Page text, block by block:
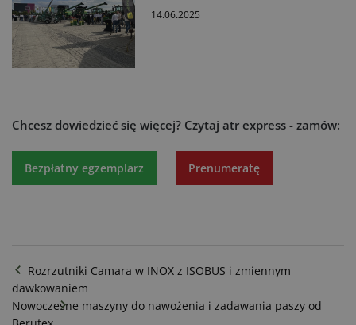
14.06.2025
Chcesz dowiedzieć się więcej? Czytaj atr express - zamów:
Bezpłatny egzemplarz Prenumeratę
Rozrzutniki Camara w INOX z ISOBUS i zmiennym
dawkowaniem
Nowoczesne maszyny do nawożenia i zadawania paszy od